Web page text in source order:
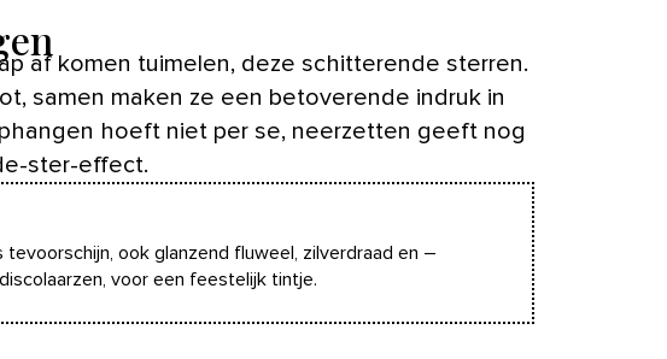
samen maken ze een betoverende indruk in
hoeft niet per se, neerzetten geeft nog
ster-effect.
tevoorschijn, ook glanzend fluweel, zilverdraad en –
voor een feestelijk tintje.